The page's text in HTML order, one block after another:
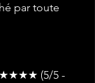
par toute
(5/5 -